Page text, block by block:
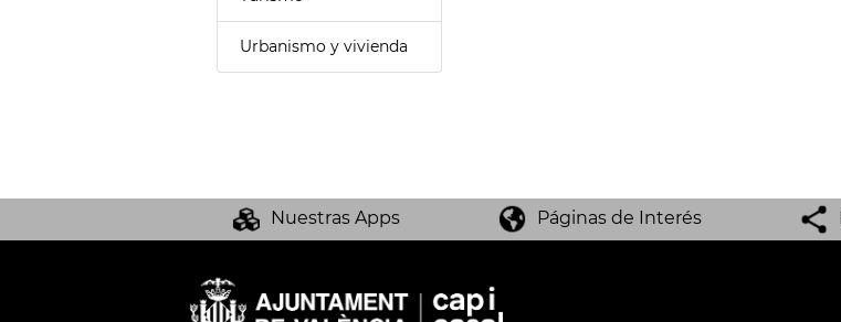
Urbanismo y vivienda
Nuestras Apps Páginas de Interés